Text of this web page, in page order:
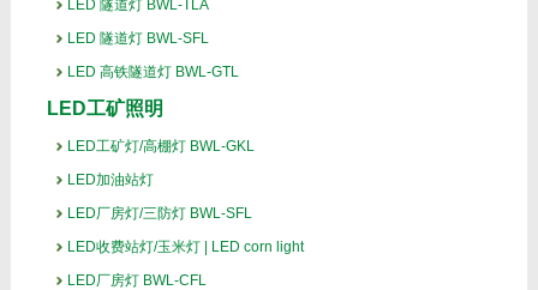
LED 隧道灯 BWL-TLA
LED 隧道灯 BWL-SFL
LED 高铁隧道灯 BWL-GTL
LED工矿照明
LED工矿灯/高棚灯 BWL-GKL
LED加油站灯
LED厂房灯/三防灯 BWL-SFL
LED收费站灯/玉米灯 | LED corn light
LED厂房灯 BWL-CFL